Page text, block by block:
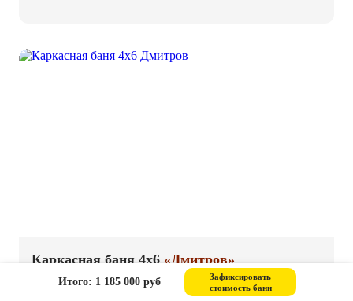
Итого: 1 185 000 руб
Зафиксировать
стоимость бани
Каркасная баня 4х6«Дмитров»
Дата строительства: 20 сентября 2020